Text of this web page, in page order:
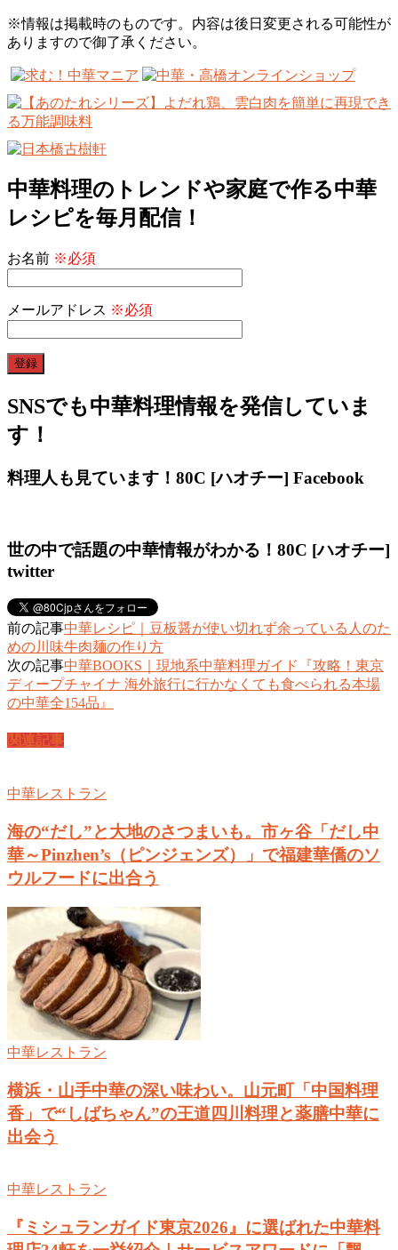
※情報は掲載時のものです。内容は後日変更される可能性が
ありますので御了承ください。
中華料理のトレンドや家庭で作る中華
レシピを毎月配信！
お名前 ※必須
メールアドレス ※必須
SNSでも中華料理情報を発信していま
す！
料理人も見ています！80C [ハオチー] Facebook
世の中で話題の中華情報がわかる！80C [ハオチー]
twitter
前の記事中華レシピ｜豆板醤が使い切れず余っている人のた
めの川味牛肉麺の作り方
次の記事中華BOOKS｜現地系中華料理ガイド『攻略！東京
ディープチャイナ 海外旅行に行かなくても食べられる本場
の中華全154品』
関連記事
中華レストラン
海の“だし”と大地のさつまいも。市ヶ谷「だし中
華～Pinzhen’s（ピンジェンズ）」で福建華僑のソ
ウルフードに出合う
中華レストラン
横浜・山手中華の深い味わい。山元町「中国料理
香」で“しばちゃん”の王道四川料理と薬膳中華に
出会う
中華レストラン
『ミシュランガイド東京2026』に選ばれた中華料